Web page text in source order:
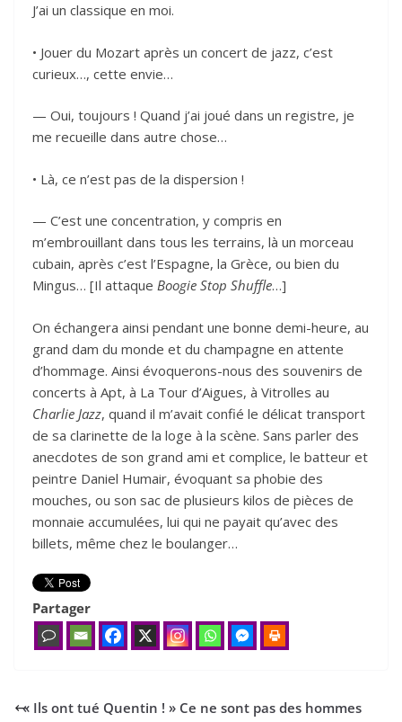
J’ai un classique en moi.
• Jouer du Mozart après un concert de jazz, c’est
curieux…, cette envie…
— Oui, toujours ! Quand j’ai joué dans un registre, je
me recueille dans autre chose…
• Là, ce n’est pas de la dispersion !
— C’est une concentration, y compris en
m’embrouillant dans tous les terrains, là un morceau
cubain, après c’est l’Espagne, la Grèce, ou bien du
Mingus… [Il attaque Boogie Stop Shuffle…]
On échangera ainsi pendant une bonne demi-heure, au
grand dam du monde et du champagne en attente
d’hommage. Ainsi évoquerons-nous des souvenirs de
concerts à Apt, à La Tour d’Aigues, à Vitrolles au
Charlie Jazz, quand il m’avait confié le délicat transport
de sa clarinette de la loge à la scène. Sans parler des
anecdotes de son grand ami et complice, le batteur et
peintre Daniel Humair, évoquant sa phobie des
mouches, ou son sac de plusieurs kilos de pièces de
monnaie accumulées, lui qui ne payait qu’avec des
billets, même chez le boulanger…
Partager
« Ils ont tué Quentin ! » Ce ne sont pas des hommes